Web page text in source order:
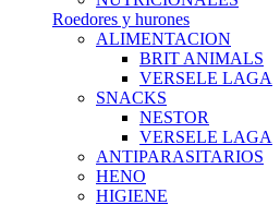
Roedores y hurones
ALIMENTACION
BRIT ANIMALS
VERSELE LAGA
SNACKS
NESTOR
VERSELE LAGA
ANTIPARASITARIOS
HENO
HIGIENE